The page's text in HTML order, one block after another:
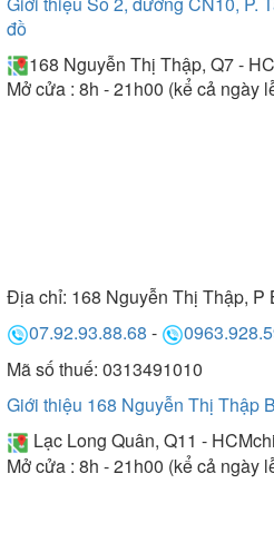
đồ
168 Nguyễn Thị Thập, Q7 -
Mở cửa : 8h - 21h00 (kể cả ngày
Địa chỉ: 168 Nguyễn Thị Thập, P
07.92.93.88.68 -
Mã số thuế: 0313491010
Giới thiệu 168 Nguyễn Thị Thập
Lạc Long Quân, Q11 - HCM
Mở cửa : 8h - 21h00 (kể cả ngày